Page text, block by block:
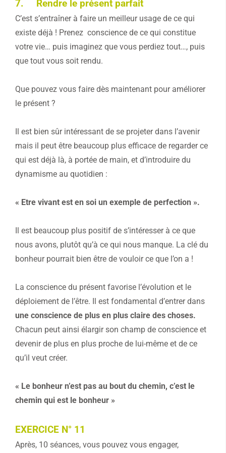
7. Rendre le présent parfait
C’est s’entraîner à faire un meilleur usage de ce qui
existe déjà ! Prenez conscience de ce qui constitue
votre vie… puis imaginez que vous perdiez tout…, puis
que tout vous soit rendu.
Que pouvez vous faire dès maintenant pour améliorer
le présent ?
Il est bien sûr intéressant de se projeter dans l’avenir
mais il peut être beaucoup plus efficace de regarder ce
qui est déjà là, à portée de main, et d’introduire du
dynamisme au quotidien :
« Etre vivant est en soi un exemple de perfection ».
Il est beaucoup plus positif de s’intéresser à ce que
nous avons, plutôt qu’à ce qui nous manque. La clé du
bonheur pourrait bien être de vouloir ce que l’on a !
La conscience du présent favorise l’évolution et le
déploiement de l’être. Il est fondamental d’entrer dans
une conscience de plus en plus claire des choses.
Chacun peut ainsi élargir son champ de conscience et
devenir de plus en plus proche de lui-même et de ce
qu’il veut créer.
« Le bonheur n’est pas au bout du chemin, c’est le
chemin qui est le bonheur »
EXERCICE N° 11
Après, 10 séances, vous pouvez vous engager,